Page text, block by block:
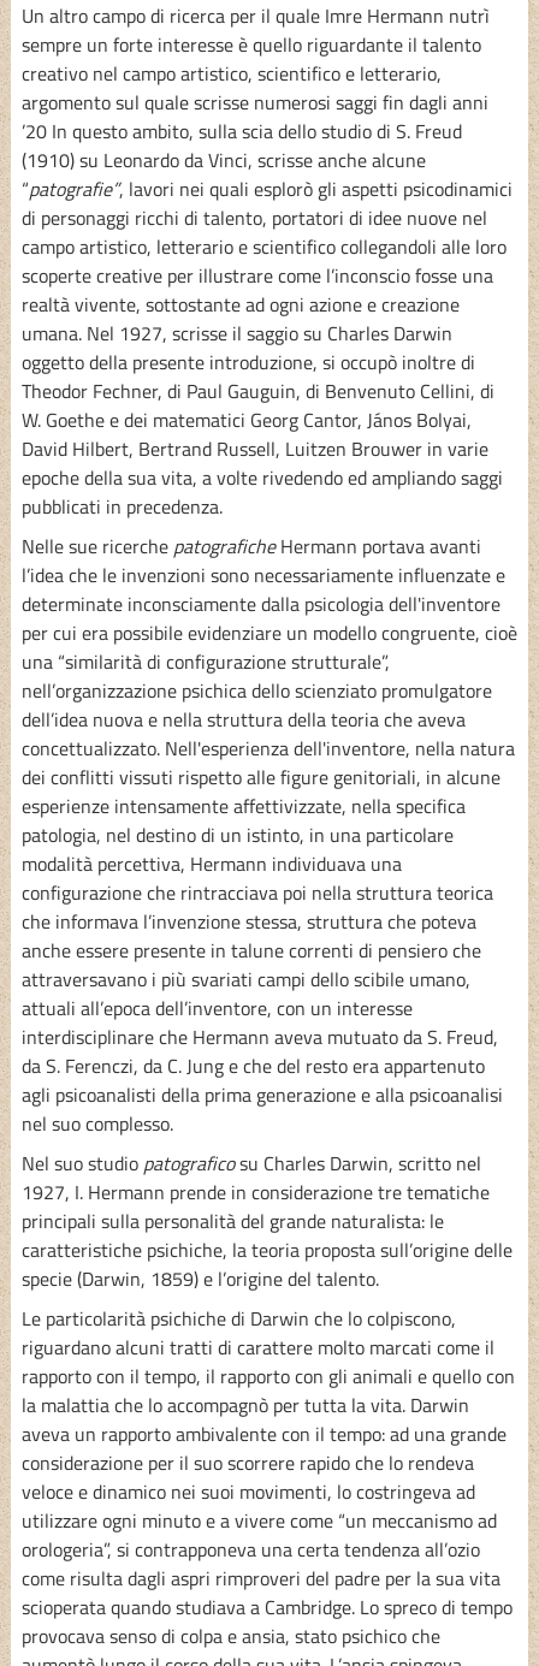
Un altro campo di ricerca per il quale Imre Hermann nutrì
sempre un forte interesse è quello riguardante il talento
creativo nel campo artistico, scientifico e letterario,
argomento sul quale scrisse numerosi saggi fin dagli anni
’20 In questo ambito, sulla scia dello studio di S. Freud
(1910) su Leonardo da Vinci, scrisse anche alcune
“patografie”, lavori nei quali esplorò gli aspetti psicodinamici
di personaggi ricchi di talento, portatori di idee nuove nel
campo artistico, letterario e scientifico collegandoli alle loro
scoperte creative per illustrare come l’inconscio fosse una
realtà vivente, sottostante ad ogni azione e creazione
umana. Nel 1927, scrisse il saggio su Charles Darwin
oggetto della presente introduzione, si occupò inoltre di
Theodor Fechner, di Paul Gauguin, di Benvenuto Cellini, di
W. Goethe e dei matematici Georg Cantor, János Bolyai,
David Hilbert, Bertrand Russell, Luitzen Brouwer in varie
epoche della sua vita, a volte rivedendo ed ampliando saggi
pubblicati in precedenza.
Nelle sue ricerche patograficheHermann portava avanti
l’idea che le invenzioni sono necessariamente influenzate e
determinate inconsciamente dalla psicologia dell'inventore
per cui era possibile evidenziare un modello congruente, cioè
una “similarità di configurazione strutturale”,
nell’organizzazione psichica dello scienziato promulgatore
dell’idea nuova e nella struttura della teoria che aveva
concettualizzato. Nell'esperienza dell'inventore, nella natura
dei conflitti vissuti rispetto alle figure genitoriali, in alcune
esperienze intensamente affettivizzate, nella specifica
patologia, nel destino di un istinto, in una particolare
modalità percettiva, Hermann individuava una
configurazione che rintracciava poi nella struttura teorica
che informava l’invenzione stessa, struttura che poteva
anche essere presente in talune correnti di pensiero che
attraversavano i più svariati campi dello scibile umano,
attuali all’epoca dell’inventore, con un interesse
interdisciplinare che Hermann aveva mutuato da S. Freud,
da S. Ferenczi, da C. Jung e che del resto era appartenuto
agli psicoanalisti della prima generazione e alla psicoanalisi
nel suo complesso.
Nel suo studio patograficosu Charles Darwin, scritto nel
1927, I. Hermann prende in considerazione tre tematiche
principali sulla personalità del grande naturalista: le
caratteristiche psichiche, la teoria proposta sull’origine delle
specie (Darwin, 1859) e l’origine del talento.
Le particolarità psichiche di Darwin che lo colpiscono,
riguardano alcuni tratti di carattere molto marcati come il
rapporto con il tempo, il rapporto con gli animali e quello con
la malattia che lo accompagnò per tutta la vita. Darwin
aveva un rapporto ambivalente con il tempo: ad una grande
considerazione per il suo scorrere rapido che lo rendeva
veloce e dinamico nei suoi movimenti, lo costringeva ad
utilizzare ogni minuto e a vivere come “un meccanismo ad
orologeria”, si contrapponeva una certa tendenza all’ozio
come risulta dagli aspri rimproveri del padre per la sua vita
scioperata quando studiava a Cambridge. Lo spreco di tempo
provocava senso di colpa e ansia, stato psichico che